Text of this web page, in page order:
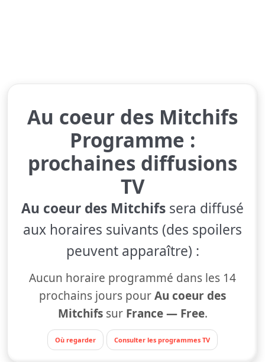
Au coeur des Mitchifs
Programme :
prochaines diffusions
TV
Au coeur des Mitchifs sera diffusé
aux horaires suivants (des spoilers
peuvent apparaître) :
Aucun horaire programmé dans les 14
prochains jours pourAu coeur des
Mitchifssur France — Free.
Où regarder Consulter les programmes TV